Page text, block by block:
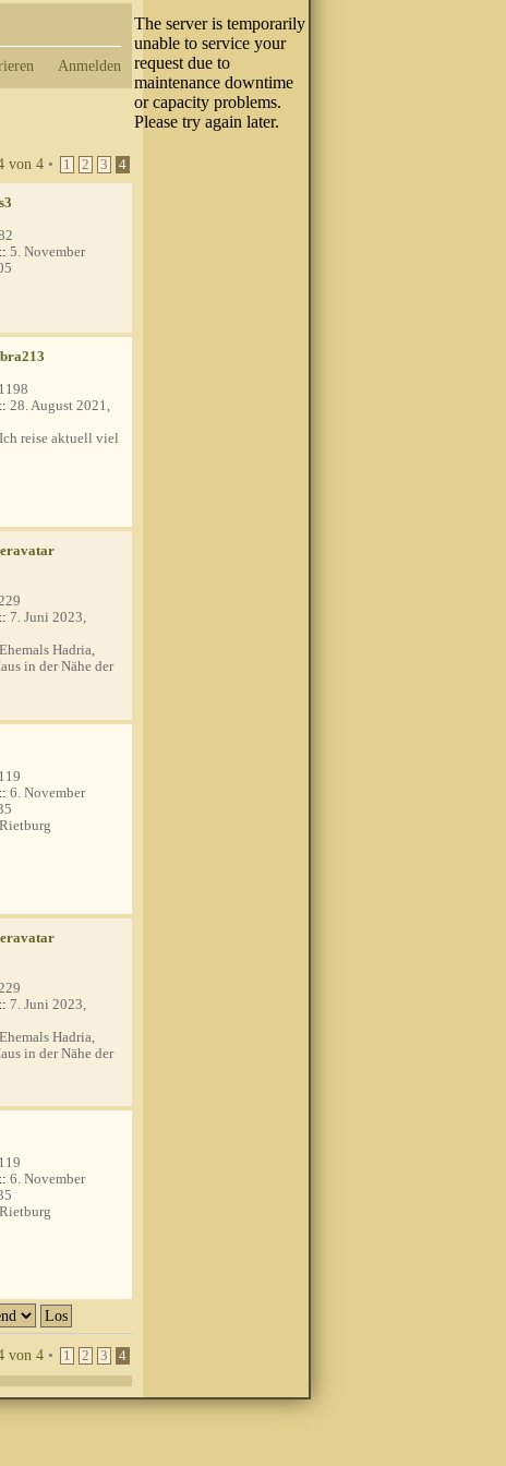
Anmelden
von 4 • 1 2 3 4
5. November
1198
28. August 2021,
Ich reise aktuell viel
229
7. Juni 2023,
Ehemals Hadria,
in der Nähe der
119
6. November
Rietburg
229
7. Juni 2023,
Ehemals Hadria,
in der Nähe der
119
6. November
Rietburg
von 4 • 1 2 3 4